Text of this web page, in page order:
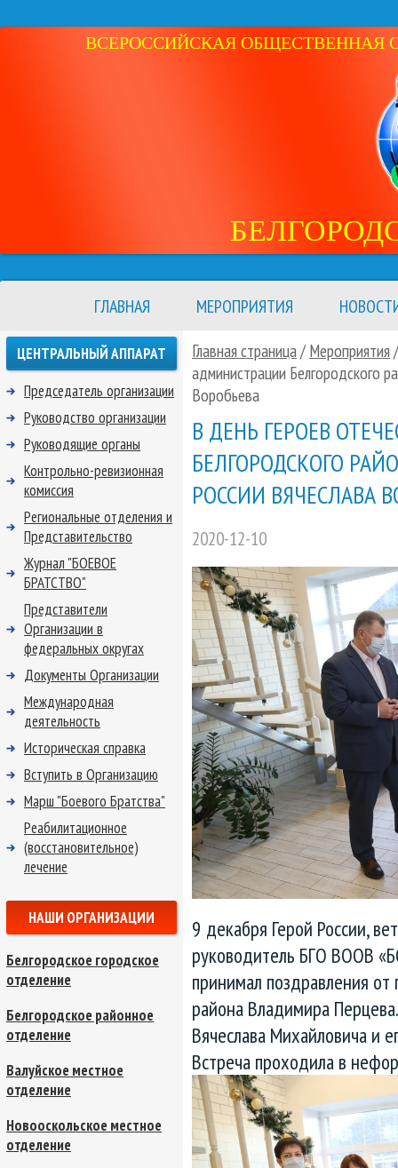
ВСЕРОССИЙСКАЯ ОБЩЕСТВЕННАЯ
ГЛАВНАЯ МЕРОПРИЯТИЯ
Главная страница/ Мероприятия
администрации Белгородского
Воробьева
В ДЕНЬ ГЕРОЕВ
БЕЛГОРОДСКОГО
РОССИИ ВЯЧЕСЛАВА
2020-12-10
9 декабря Герой России,
руководитель БГО ВООВ
принимал поздравления
района Владимира
Вячеслава Михайловича и
Встреча проходила в
ЦЕНТРАЛЬНЫЙ АППАРАТ
Председатель организации
Руководство организации
Руководящие органы
Контрольно-ревизионная
комиссия
Региональные отделения и
Представительство
Журнал "БОЕВОЕ
БРАТСТВО"
Представители
Организации в
федеральных округах
Документы Организации
Международная
деятельность
Историческая справка
Вступить в Организацию
Марш "Боевого Братства"
Реабилитационное
(восстановительное)
лечение
НАШИ ОРГАНИЗАЦИИ
Белгородское городское
отделение
Белгородское районное
отделение
Валуйское местное
отделение
Новооскольское местное
отделение